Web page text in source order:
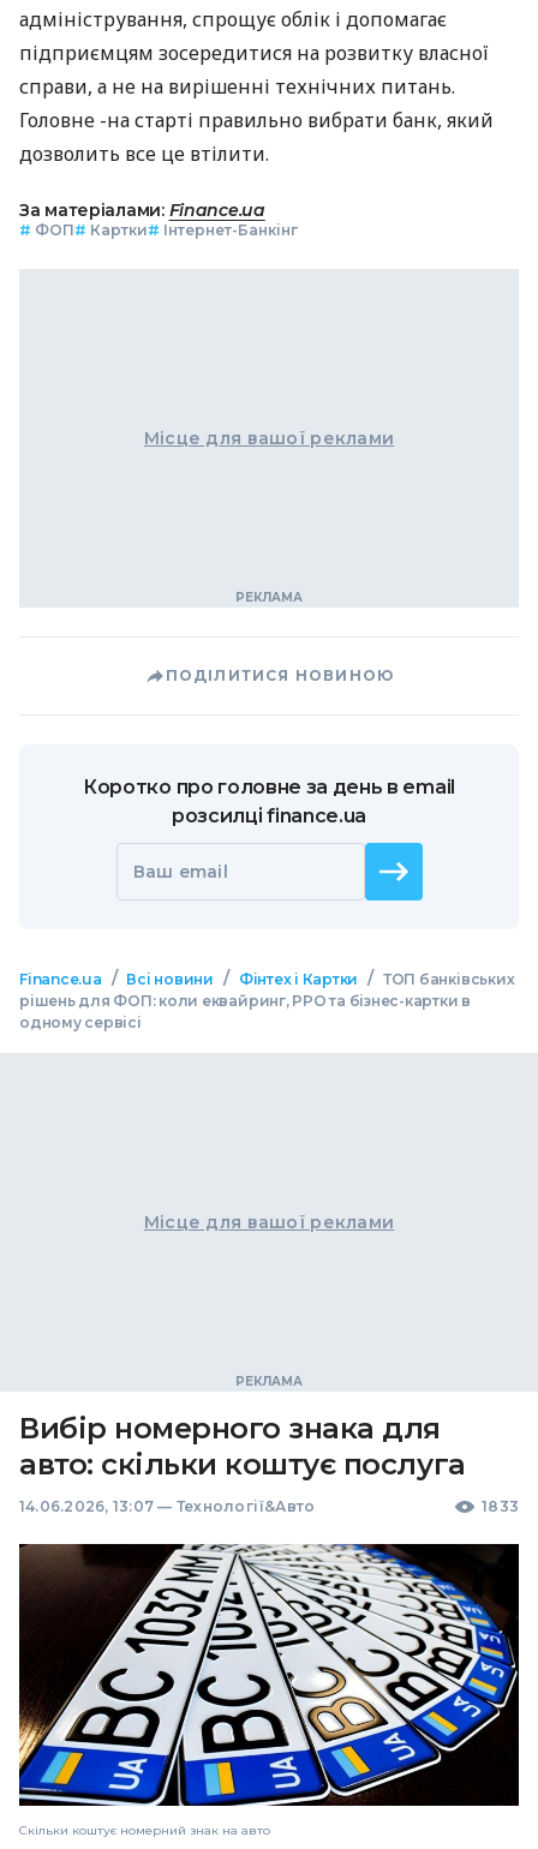
адміністрування, спрощує облік і допомагає
підприємцям зосередитися на розвитку власної
справи, а не на вирішенні технічних питань.
Головне -на старті правильно вибрати банк, який
дозволить все це втілити.
За матеріалами: Finance.ua
# ФОП# Картки# Інтернет-Банкінг
Місце для вашої реклами
ПОДІЛИТИСЯ НОВИНОЮ
Коротко про головне за день в email
розсилці finance.ua
Ваш email
Finance.ua / Всі новини / Фінтех і Картки / ТОП банківських
рішень для ФОП: коли еквайринг, РРО та бізнес-картки в
одному сервісі
Місце для вашої реклами
Вибір номерного знака для
авто: скільки коштує послуга
14.06.2026, 13:07 — Технології&Авто 1833
Скільки коштує номерний знак на авто